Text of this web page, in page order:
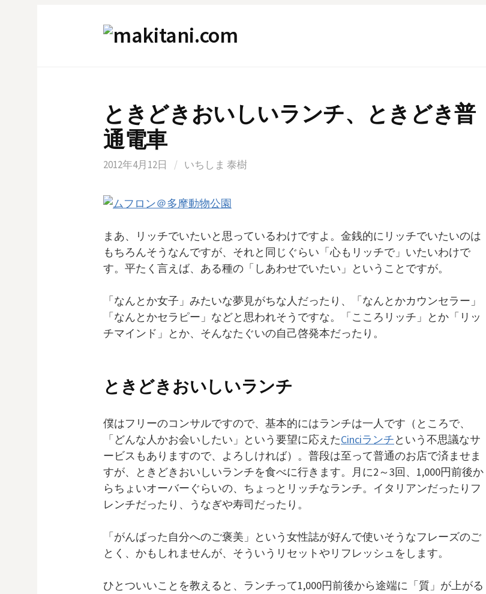
ときどきおいしいランチ、ときどき普
通電車
2012年4月12日 / いちしま 泰樹
まあ、リッチでいたいと思っているわけですよ。金銭的にリッチでいたいのは
もちろんそうなんですが、それと同じぐらい「心もリッチで」いたいわけで
す。平たく言えば、ある種の「しあわせでいたい」ということですが。
「なんとか女子」みたいな夢見がちな人だったり、「なんとかカウンセラー」
「なんとかセラピー」などと思われそうですな。「こころリッチ」とか「リッ
チマインド」とか、そんなたぐいの自己啓発本だったり。
ときどきおいしいランチ
僕はフリーのコンサルですので、基本的にはランチは一人です（ところで、
「どんな人かお会いしたい」という要望に応えたCinciランチという不思議なサ
ービスもありますので、よろしければ）。普段は至って普通のお店で済ませま
すが、ときどきおいしいランチを食べに行きます。月に2～3回、1,000円前後か
らちょいオーバーぐらいの、ちょっとリッチなランチ。イタリアンだったりフ
レンチだったり、うなぎや寿司だったり。
「がんばった自分へのご褒美」という女性誌が好んで使いそうなフレーズのご
とく、かもしれませんが、そういうリセットやリフレッシュをします。
ひとついいことを教えると、ランチって1,000円前後から途端に「質」が上がる